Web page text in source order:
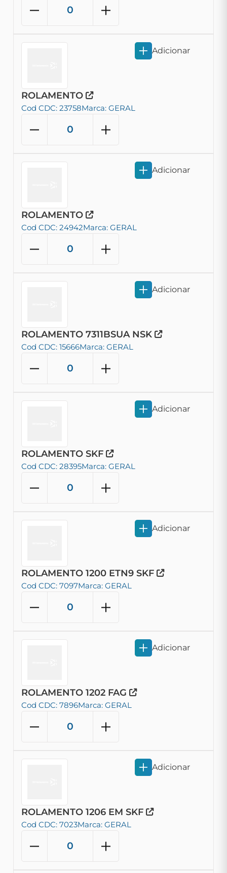
ROLAMENTO
Cod CDC: 23758Marca: GERAL
Adicionar
ROLAMENTO
Cod CDC: 24942Marca: GERAL
Adicionar
ROLAMENTO 7311BSUA NSK
Cod CDC: 15666Marca: GERAL
Adicionar
ROLAMENTO SKF
Cod CDC: 28395Marca: GERAL
Adicionar
ROLAMENTO 1200 ETN9 SKF
Cod CDC: 7097Marca: GERAL
Adicionar
ROLAMENTO 1202 FAG
Cod CDC: 7896Marca: GERAL
Adicionar
ROLAMENTO 1206 EM SKF
Cod CDC: 7023Marca: GERAL
Adicionar